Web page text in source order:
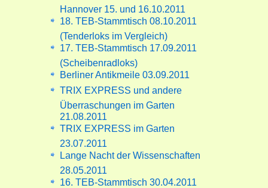
Hannover 15. und 16.10.2011
18. TEB-Stammtisch 08.10.2011
(Tenderloks im Vergleich)
17. TEB-Stammtisch 17.09.2011
(Scheibenradloks)
Berliner Antikmeile 03.09.2011
TRIX EXPRESS und andere
Überraschungen im Garten
21.08.2011
TRIX EXPRESS im Garten
23.07.2011
Lange Nacht der Wissenschaften
28.05.2011
16. TEB-Stammtisch 30.04.2011